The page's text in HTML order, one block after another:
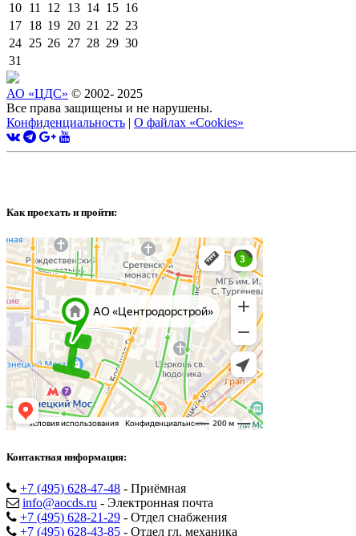
10 11 12 13 14 15 16
17 18 19 20 21 22 23
24 25 26 27 28 29 30
31
АО «ЦДС» © 2002- 2025
Все права защищены и не нарушены.
Конфиденциальность | О файлах «Сookies»
Как проехать и пройти:
Контактная информация:
+7 (495) 628-47-48 - Приёмная
info@aocds.ru - Электронная почта
+7 (495) 628-21-29 - Отдел снабжения
+7 (495) 628-43-85 - Отдел гл. механика